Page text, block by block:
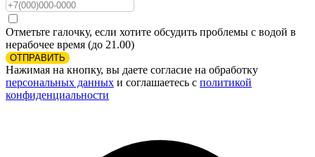
Отметьте галочку, если хотите обсудить проблемы с водой в
нерабочее время (до 21.00)
ОТПРАВИТЬ
Нажимая на кнопку, вы даете согласие на обработку
персональных данных и соглашаетесь c политикой
конфиденциальности